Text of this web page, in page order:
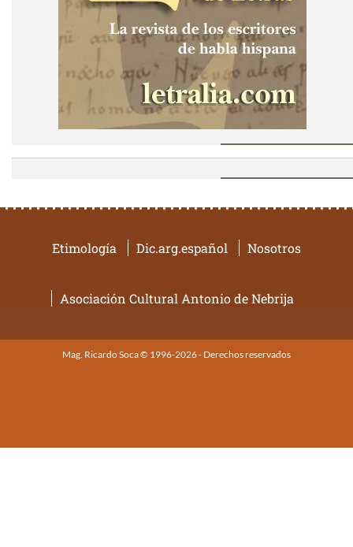
Etimología Dic.arg.español Nosotros
Asociación Cultural Antonio de Nebrija
Mag. Ricardo Soca © 1996-2026 - Derechos reservados